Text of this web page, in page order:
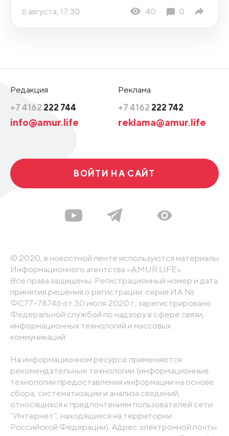
6 августа, 17:30 40 0
Редакция
+7 4162 222 744
info@amur.life
Реклама
+7 4162 222 742
reklama@amur.life
ВОЙТИ НА САЙТ
© 2020, в новостной ленте используются материалы
Информационного агентства «AMUR.LIFE».
Все права защищены. Регистрационный номер и дата
принятия решения о регистрации: серия ИА №
ФС77-78746 от 30 июля 2020 г., зарегистрировано
Федеральной службой по надзору в сфере связи,
информационных технологий и массовых
коммуникаций
На информационном ресурсе применяются
рекомендательные технологии (информационные
технологии предоставления информации на основе
сбора, систематизации и анализа сведений,
относящихся к предпочтениям пользователей сети
"Интернет", находящихся на территории
Российской Федерации). Адрес электронной почты